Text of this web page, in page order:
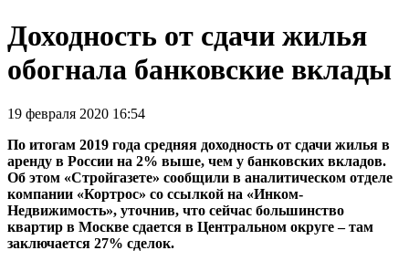
Доходность от сдачи жилья
обогнала банковские вклады
19 февраля 2020 16:54
По итогам 2019 года средняя доходность от сдачи жилья в
аренду в России на 2% выше, чем у банковских вкладов.
Об этом «Стройгазете» сообщили в аналитическом отделе
компании «Кортрос» со ссылкой на «Инком-
Недвижимость», уточнив, что сейчас большинство
квартир в Москве сдается в Центральном округе – там
заключается 27% сделок.